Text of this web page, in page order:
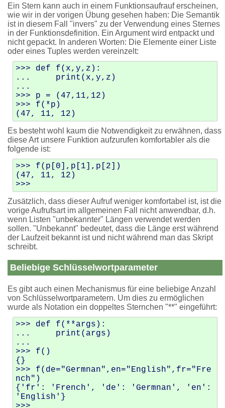
Ein Stern kann auch in einem Funktionsaufrauf erscheinen,
wie wir in der vorigen Übung gesehen haben: Die Semantik
ist in diesem Fall "invers" zu der Verwendung eines Sternes
in der Funktionsdefinition. Ein Argument wird entpackt und
nicht gepackt. In anderen Worten: Die Elemente einer Liste
oder eines Tuples werden vereinzelt:
>>> def f(x,y,z):
...     print(x,y,z)
...
>>> p = (47,11,12)
>>> f(*p)
Es besteht wohl kaum die Notwendigkeit zu erwähnen, dass
diese Art unsere Funktion aufzurufen komfortabler als die
folgende ist:
>>> f(p[0],p[1],p[2])
(47, 11, 12)
Zusätzlich, dass dieser Aufruf weniger komfortabel ist, ist die
vorige Aufrufsart im allgemeinen Fall nicht anwendbar, d.h.
wenn Listen "unbekannter" Längen verwendet werden
sollen. "Unbekannt" bedeutet, dass die Länge erst während
der Laufzeit bekannt ist und nicht während man das Skript
schreibt.
Beliebige Schlüsselwortparameter
Es gibt auch einen Mechanismus für eine beliebige Anzahl
von Schlüsselwortparametern. Um dies zu ermöglichen
wurde als Notation ein doppeltes Sternchen "**" eingeführt:
>>> def f(**args):
...     print(args)
...
>>> f()
{}
>>> f(de="Germnan",en="English",fr="Fre
nch")
{'fr': 'French', 'de': 'Germnan', 'en':
'English'}